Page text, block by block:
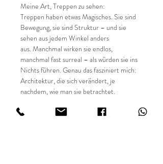
Meine Art, Treppen zu sehen:
Treppen haben etwas Magisches. Sie sind
Bewegung, sie sind Struktur – und sie
sehen aus jedem Winkel anders
aus. Manchmal wirken sie endlos,
manchmal fast surreal – als würden sie ins
Nichts führen. Genau das fasziniert mich:
Architektur, die sich verändert, je
nachdem, wie man sie betrachtet.
📸 Details: